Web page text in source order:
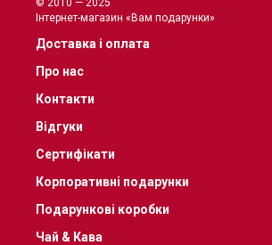
Інтернет-магазин «Вам подарунки»
Доставка і оплата
Про нас
Контакти
Відгуки
Сертифікати
Корпоративні подарунки
Подарункові коробки
Чай & Кава